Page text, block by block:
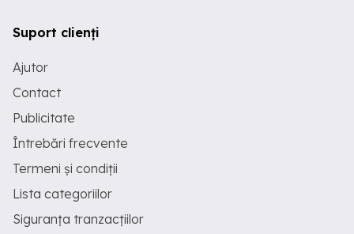
Suport clienți
Ajutor
Contact
Publicitate
Întrebări frecvente
Termeni și condiții
Lista categoriilor
Siguranța tranzacțiilor